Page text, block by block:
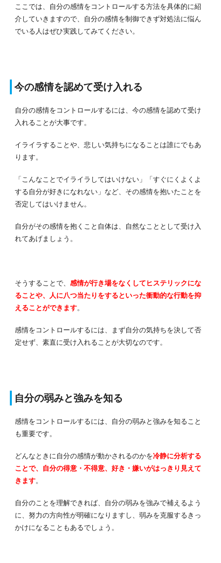
ここでは、自分の感情をコントロールする方法を具体的に紹
介していきますので、自分の感情を制御できず対処法に悩ん
でいる人はぜひ実践してみてください。
今の感情を認めて受け入れる
自分の感情をコントロールするには、今の感情を認めて受け
入れることが大事です。
イライラすることや、悲しい気持ちになることは誰にでもあ
ります。
「こんなことでイライラしてはいけない」「すぐにくよくよ
する自分が好きになれない」など、その感情を抱いたことを
否定してはいけません。
自分がその感情を抱くこと自体は、自然なこととして受け入
れてあげましょう。
そうすることで、 感情が行き場をなくしてヒステリックにな
ることや、人に八つ当たりをするといった衝動的な行動を抑
えることができます。
感情をコントロールするには、まず自分の気持ちを決して否
定せず、素直に受け入れることが大切なのです。
自分の弱みと強みを知る
感情をコントロールするには、自分の弱みと強みを知ること
も重要です。
どんなときに自分の感情が動かされるのかを冷静に分析する
ことで、自分の得意・不得意、好き・嫌いがはっきり見えて
きます。
自分のことを理解できれば、自分の弱みを強みで補えるよう
に、努力の方向性が明確になりますし、弱みを克服するきっ
かけになることもあるでしょう。